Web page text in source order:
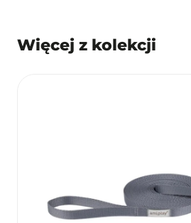
Więcej z kolekcji